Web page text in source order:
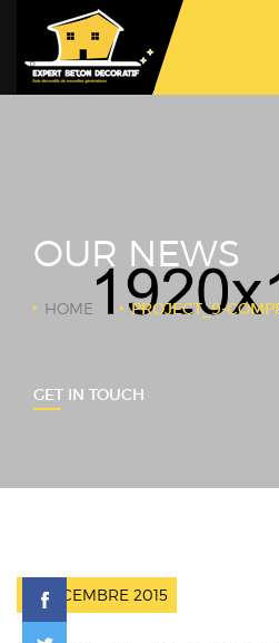
PROJETS
NOUS
OUR NEWS
HOME PROJECT_9-
GET IN TOUCH
6 DÉCEMBRE 2015